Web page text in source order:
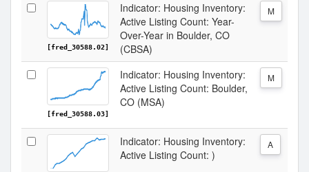
[fred_30588.02]
Indicator: Housing Inventory:
Active Listing Count: Year-
Over-Year in Boulder, CO
(CBSA)
M
[fred_30588.03]
Indicator: Housing Inventory:
Active Listing Count: Boulder,
CO (MSA)
M
Indicator: Housing Inventory:
Active Listing Count: )
A